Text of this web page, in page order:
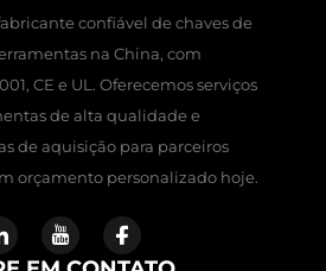
confiável de chaves de
na China, com
CE e UL. Oferecemos serviços
de alta qualidade e
de aquisição para parceiros
orçamento personalizado hoje.